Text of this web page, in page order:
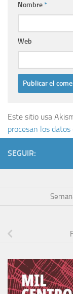
Nombre*
Web
Este sitio usa
procesan los
SEGUIR: